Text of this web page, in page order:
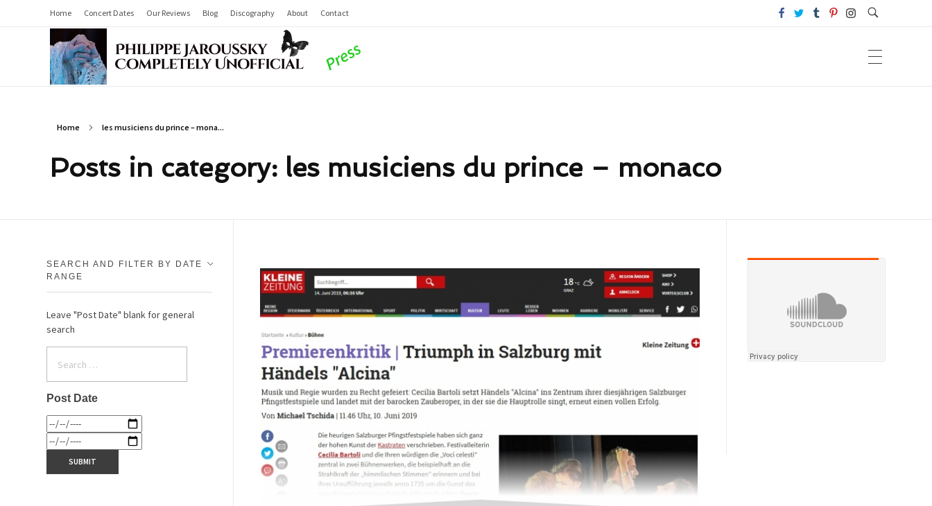
Home Concert Dates Our Reviews Blog Discography About Contact
Philippe Jaroussky Completely Unofficial
Home les musiciens du prince – mona...
Posts in category: les musiciens du prince – monaco
SEARCH AND FILTER BY DATE
RANGE
Leave "Post Date" blank for general
search
Post Date